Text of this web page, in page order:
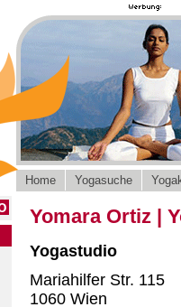
Home Yogasuche
Yomara Ortiz |
Yogastudio
Mariahilfer Str. 115
1060 Wien